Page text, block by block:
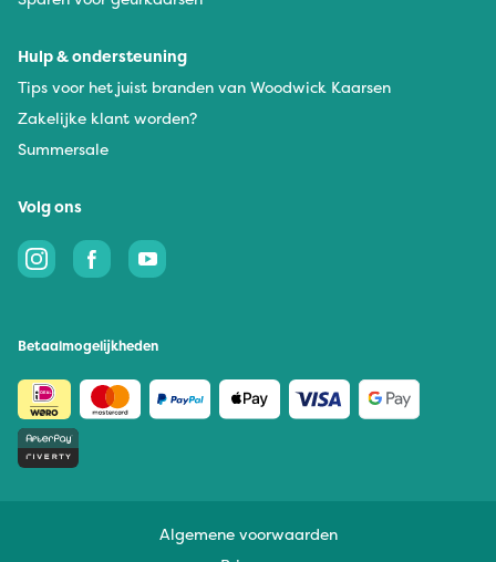
Hulp & ondersteuning
Tips voor het juist branden van Woodwick Kaarsen
Zakelijke klant worden?
Summersale
Volg ons
Betaalmogelijkheden
Algemene voorwaarden